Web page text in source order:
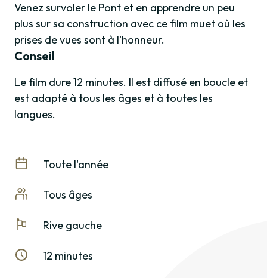
Venez survoler le Pont et en apprendre un peu
plus sur sa construction avec ce film muet où les
prises de vues sont à l'honneur.
Conseil
Le film dure 12 minutes. Il est diffusé en boucle et
est adapté à tous les âges et à toutes les
langues.
Toute l'année
Tous âges
Rive gauche
12 minutes